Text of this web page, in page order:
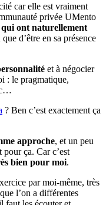
car elle est vraiment
privée UMento
qui ont naturellement
que d’être en sa présence
et à négocier
: le pragmatique,
? Ben c’est exactement ça
approche, et un peu
ça. Car c’est
bien pour moi.
par moi-même, très
l’on a différentes